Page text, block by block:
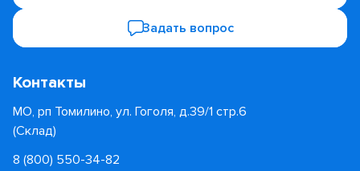
Задать вопрос
Контакты
МО, рп Томилино, ул. Гоголя, д.39/1 стр.6
(Склад)
8 (800) 550-34-82